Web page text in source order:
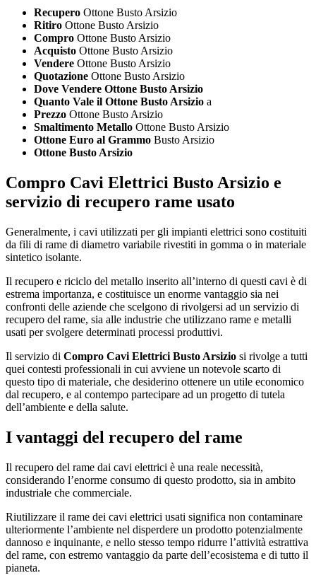
Recupero Ottone Busto Arsizio
Ritiro Ottone Busto Arsizio
Compro Ottone Busto Arsizio
Acquisto Ottone Busto Arsizio
Vendere Ottone Busto Arsizio
Quotazione Ottone Busto Arsizio
Dove Vendere Ottone Busto Arsizio
Quanto Vale il Ottone Busto Arsizio a
Prezzo Ottone Busto Arsizio
Smaltimento Metallo Ottone Busto Arsizio
Ottone Euro al Grammo Busto Arsizio
Ottone Busto Arsizio
Compro Cavi Elettrici Busto Arsizio e
servizio di recupero rame usato
Generalmente, i cavi utilizzati per gli impianti elettrici sono costituiti
da fili di rame di diametro variabile rivestiti in gomma o in materiale
sintetico isolante.
Il recupero e riciclo del metallo inserito all’interno di questi cavi è di
estrema importanza, e costituisce un enorme vantaggio sia nei
confronti delle aziende che scelgono di rivolgersi ad un servizio di
recupero del rame, sia alle industrie che utilizzano rame e metalli
usati per svolgere determinati processi produttivi.
Il servizio di Compro Cavi Elettrici Busto Arsizio si rivolge a tutti
quei contesti professionali in cui avviene un notevole scarto di
questo tipo di materiale, che desiderino ottenere un utile economico
dal recupero, e al contempo partecipare ad un progetto di tutela
dell’ambiente e della salute.
I vantaggi del recupero del rame
Il recupero del rame dai cavi elettrici è una reale necessità,
considerando l’enorme consumo di questo prodotto, sia in ambito
industriale che commerciale.
Riutilizzare il rame dei cavi elettrici usati significa non contaminare
ulteriormente l’ambiente nel disperdere un prodotto potenzialmente
dannoso e inquinante, e nello stesso tempo ridurre l’attività estrattiva
del rame, con estremo vantaggio da parte dell’ecosistema e di tutto il
pianeta.